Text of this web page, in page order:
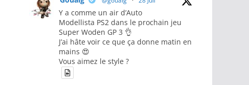
Y a comme un air d’Auto
Modellista PS2 dans le prochain jeu
Super Woden GP 3 👌
J’ai hâte voir ce que ça donne matin en
mains 😍
Vous aimez le style ?